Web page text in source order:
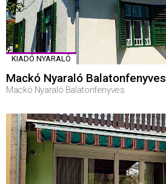
KIADÓ NYARALÓ
Mackó Nyaraló Balatonfenyves
Mackó Nyaraló Balatonfenyves